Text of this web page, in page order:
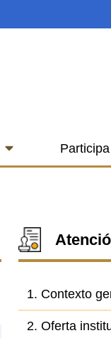
Participa
1. Contexto
2. Oferta